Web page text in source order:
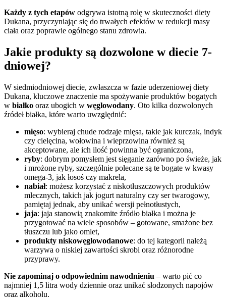
Każdy z tych etapów odgrywa istotną rolę w skuteczności diety
Dukana, przyczyniając się do trwałych efektów w redukcji masy
ciała oraz poprawie ogólnego stanu zdrowia.
Jakie produkty są dozwolone w diecie 7-
dniowej?
W siedmiodniowej diecie, zwłaszcza w fazie uderzeniowej diety
Dukana, kluczowe znaczenie ma spożywanie produktów bogatych
w białko oraz ubogich w węglowodany. Oto kilka dozwolonych
źródeł białka, które warto uwzględnić:
mięso: wybieraj chude rodzaje mięsa, takie jak kurczak, indyk
czy cielęcina, wołowina i wieprzowina również są
akceptowane, ale ich ilość powinna być ograniczona,
ryby: dobrym pomysłem jest sięganie zarówno po świeże, jak
i mrożone ryby, szczególnie polecane są te bogate w kwasy
omega-3, jak łosoś czy makrela,
nabiał: możesz korzystać z niskotłuszczowych produktów
mlecznych, takich jak jogurt naturalny czy ser twarogowy,
pamiętaj jednak, aby unikać wersji pełnotłustych,
jaja: jaja stanowią znakomite źródło białka i można je
przygotować na wiele sposobów – gotowane, smażone bez
tłuszczu lub jako omlet,
produkty niskowęglowodanowe: do tej kategorii należą
warzywa o niskiej zawartości skrobi oraz różnorodne
przyprawy.
Nie zapominaj o odpowiednim nawodnieniu – warto pić co
najmniej 1,5 litra wody dziennie oraz unikać słodzonych napojów
oraz alkoholu.